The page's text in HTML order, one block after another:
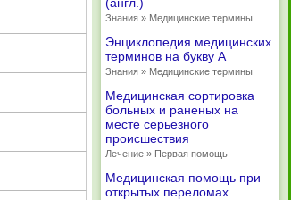
Знания » Медицинские термины
Энциклопедия медицинских
терминов на букву А
Знания » Медицинские термины
Медицинская сортировка
больных и раненых на
месте серьезного
происшествия
Лечение » Первая помощь
Медицинская помощь при
открытых переломах